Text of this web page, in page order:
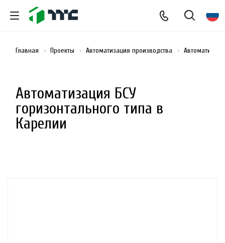
Автоматизация БСУ
горизонтального типа в
Карелии
Главная Проекты Автоматизация производства